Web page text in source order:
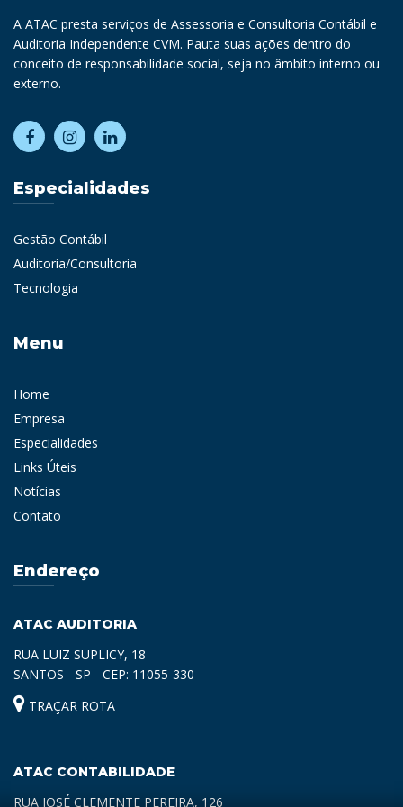
A ATAC presta serviços de Assessoria e Consultoria Contábil e
Auditoria Independente CVM. Pauta suas ações dentro do
conceito de responsabilidade social, seja no âmbito interno ou
externo.
Especialidades
Gestão Contábil
Auditoria/Consultoria
Tecnologia
Menu
Home
Empresa
Especialidades
Links Úteis
Notícias
Contato
Endereço
ATAC AUDITORIA
RUA LUIZ SUPLICY, 18
SANTOS - SP - CEP: 11055-330
TRAÇAR ROTA
ATAC CONTABILIDADE
RUA JOSÉ CLEMENTE PEREIRA, 126